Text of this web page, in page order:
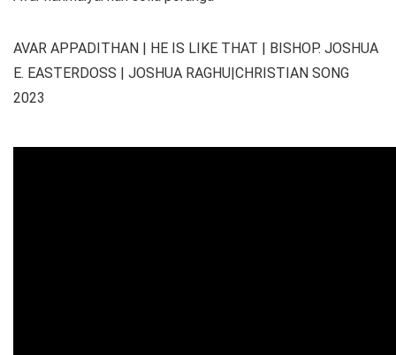
AVAR APPADITHAN | HE IS LIKE THAT | BISHOP. JOSHUA
E. EASTERDOSS | JOSHUA RAGHU|CHRISTIAN SONG
2023